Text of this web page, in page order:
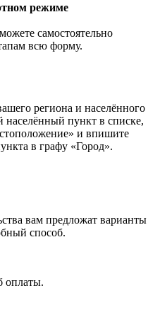
режиме
самостоятельно
всю форму.
региона и населённого
пункт в списке,
и впишите
в графу «Город».
вам предложат варианты
способ.
оплаты.